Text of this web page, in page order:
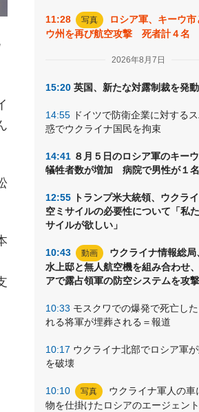
11:28 写真
ロシア軍、キーウ市
ウ州を再び航空攻撃 死者計４名
2026年8月7日
15:20 英国、新たな対露制裁を発動
14:55 ドイツで防衛企業に対する
惑でウクライナ国民を拘束
14:41 ８月５日のロシア軍のキー
犠牲者数が増加 病院で男性が１
12:55 トランプ米大統領、ウクラ
空ミサイルの必要性について「私
サイルが欲しい」
10:43 動画
ウクライナ情報総局
水上邸と無人航空機を組み合わせ
アで露占領軍の防空システムを攻撃
10:33 モスクワでの爆発で死亡し
れる将軍が埋葬される＝報道
10:17 ウクライナ北部でロシア軍
を破壊
10:10 写真
ウクライナ軍人の車
物を仕掛けたロシアのエージェン